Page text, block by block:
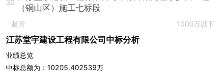
30
（铜山区）施工七标段
杨芳 1000万以下
江苏堂宇建设工程有限公司中标分析
业绩总览
中标总额为：10205.402539万